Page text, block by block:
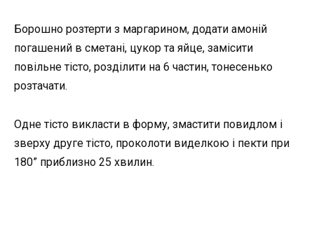
Борошно розтерти з маргарином, додати амоній
погашений в сметані, цукор та яйце, замісити
повільне тісто, розділити на 6 частин, тонесенько
розтачати.
Одне тісто викласти в форму, змастити повидлом і
зверху друге тісто, проколоти виделкою і пекти при
180” приблизно 25 хвилин.